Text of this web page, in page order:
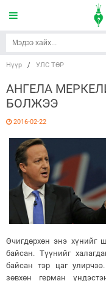
Нүүр / УЛС ТӨР
АНГЕЛА
БОЛЖЭЭ
2016-02-22
Өчигдөрхөн энэ хүнийг
байсан. Түүнийг
байсан тэр цаг
зөвхөн герман